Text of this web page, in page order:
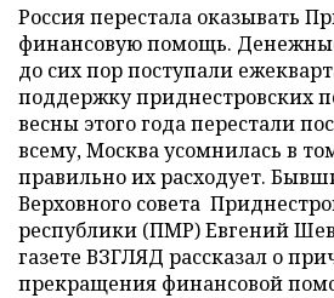
Россия перестала оказывать
финансовую помощь.
до сих пор поступали
поддержку приднестровских
весны этого года перестали
всему, Москва усомнилась в
правильно их расходует.
Верховного совета
республики (ПМР) Евгений
газете ВЗГЛЯД рассказал о
прекращения финансовой